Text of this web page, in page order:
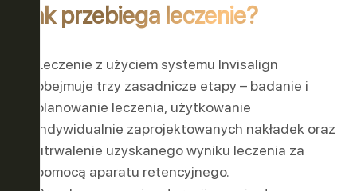
Jak przebiega leczenie?
Leczenie z użyciem systemu Invisalign
obejmuje trzy zasadnicze etapy – badanie i
planowanie leczenia, użytkowanie
indywidualnie zaprojektowanych nakładek oraz
utrwalenie uzyskanego wyniku leczenia za
pomocą aparatu retencyjnego.